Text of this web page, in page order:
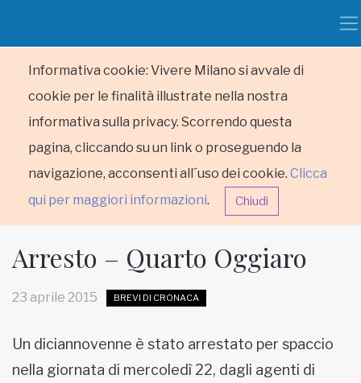
Informativa cookie: Vivere Milano si avvale di
cookie per le finalità illustrate nella nostra
informativa sulla privacy. Scorrendo questa
pagina, cliccando su un link o proseguendo la
navigazione, acconsenti all´uso dei cookie. Clicca
qui per maggiori informazioni. Chiudi
Arresto – Quarto Oggiaro
23 aprile 2015 BREVI DI CRONACA
Un diciannovenne è stato arrestato per spaccio
nella giornata di mercoledì 22, dagli agenti di